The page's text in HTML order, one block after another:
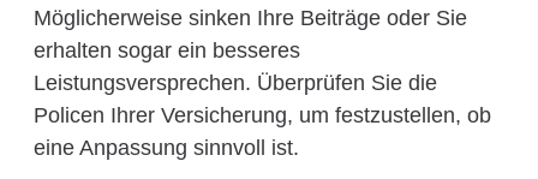
Möglicherweise sinken Ihre Beiträge oder Sie
erhalten sogar ein besseres
Leistungsversprechen. Überprüfen Sie die
Policen Ihrer Versicherung, um festzustellen, ob
eine Anpassung sinnvoll ist.